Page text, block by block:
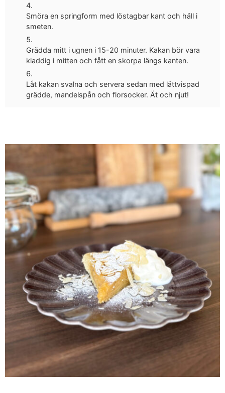
Smöra en springform med löstagbar kant och häll i
smeten.
Grädda mitt i ugnen i 15-20 minuter. Kakan bör vara
kladdig i mitten och fått en skorpa längs kanten.
Låt kakan svalna och servera sedan med lättvispad
grädde, mandelspån och florsocker. Ät och njut!